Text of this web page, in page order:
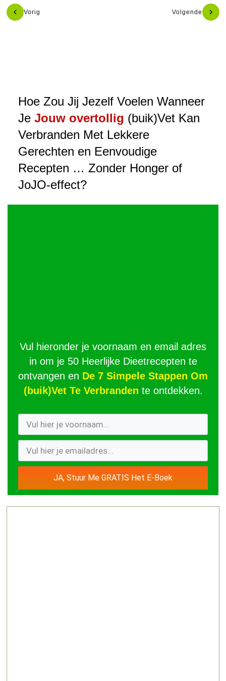
Vorig Volgende
Hoe Zou Jij Jezelf Voelen Wanneer
Je Jouw overtollig (buik)Vet Kan
Verbranden Met Lekkere
Gerechten en Eenvoudige
Recepten … Zonder Honger of
JoJO-effect?
Vul hieronder je voornaam en email adres
in om je 50 Heerlijke Dieetrecepten te
ontvangen en De 7 Simpele Stappen Om
(buik)Vet Te Verbranden te ontdekken.
JA, Stuur Me GRATIS Het E-Boek